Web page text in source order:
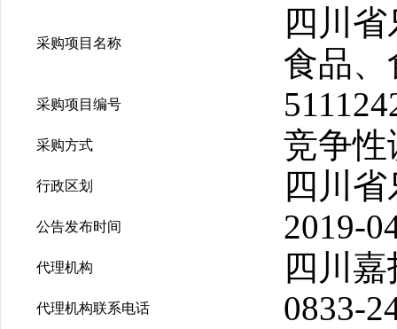
采购项目名称
四川
食品
采购项目编号
采购方式 竞争性
行政区划 四川
公告发布时间 2019-
代理机构 四川
代理机构联系电话 0833-